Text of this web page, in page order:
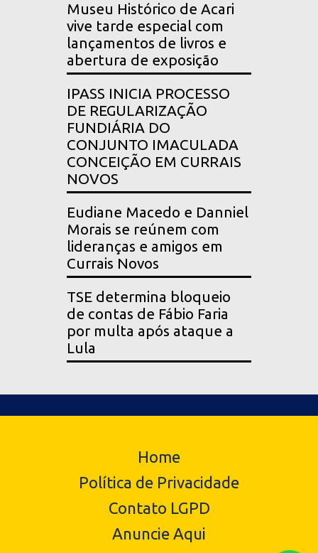
Museu Histórico de Acari
vive tarde especial com
lançamentos de livros e
abertura de exposição
IPASS INICIA PROCESSO
DE REGULARIZAÇÃO
FUNDIÁRIA DO
CONJUNTO IMACULADA
CONCEIÇÃO EM CURRAIS
NOVOS
Eudiane Macedo e Danniel
Morais se reúnem com
lideranças e amigos em
Currais Novos
TSE determina bloqueio
de contas de Fábio Faria
por multa após ataque a
Lula
Home
Política de Privacidade
Contato LGPD
Anuncie Aqui